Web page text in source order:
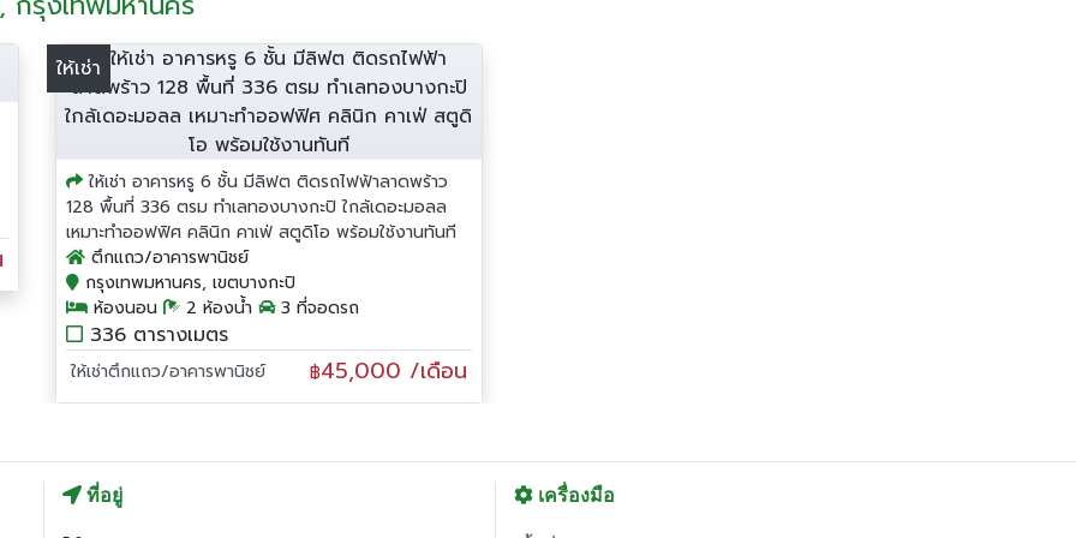
ให้เช่า
ให้เช่า อาคารหรู 6 ชั้น มีลิฟต ติดรถไฟฟ้าลาดพร้าว
128 พื้นที่ 336 ตรม ทำเลทองบางกะปิ ใกล้เดอะมอลล
เหมาะทำออฟฟิศ คลินิก คาเฟ่ สตูดิโอ พร้อมใช้งานทันที
ตึกแถว/อาคารพานิชย์
กรุงเทพมหานคร, เขตบางกะปิ
ห้องนอน
2 ห้องน้ำ 3 ที่จอดรถ
336 ตารางเมตร
ให้เช่าตึกแถว/อาคารพานิชย์ ฿45,000 /เดือน
ที่อยู่ เครื่องมือ